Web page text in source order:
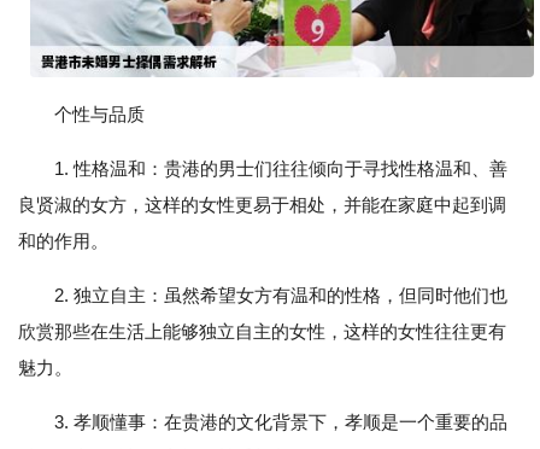
个性与品质
1. 性格温和：贵港的男士们往往倾向于寻找性格温和、善
良贤淑的女方，这样的女性更易于相处，并能在家庭中起到调
和的作用。
2. 独立自主：虽然希望女方有温和的性格，但同时他们也
欣赏那些在生活上能够独立自主的女性，这样的女性往往更有
魅力。
3. 孝顺懂事：在贵港的文化背景下，孝顺是一个重要的品